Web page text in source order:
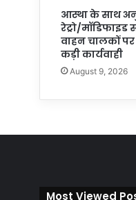
आस्था के साथ
रेट्रो/
वाहन चालकों
कड़ी कार्यवाही
August 9, 2026
Most Viewed